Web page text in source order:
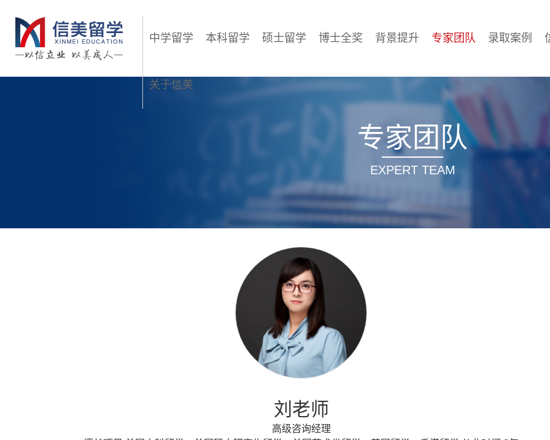
中学留学 本科留学 硕士留学 博士全奖 背景提升 专家团队 录取案例
关于信美
专家团队
EXPERT TEAM
刘老师
高级咨询经理